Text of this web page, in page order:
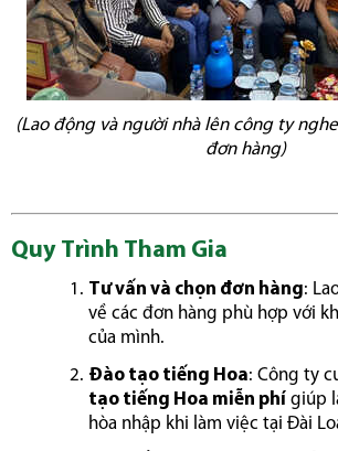
(Lao động và người nhà lên công ty
đơn hàng)
Quy Trình Tham Gia
Tư vấn và chọn đơn hàng:
về các đơn hàng phù hợp với
của mình.
Đào tạo tiếng Hoa: Công ty
tạo tiếng Hoa miễn phí giúp
hòa nhập khi làm việc tại Đài